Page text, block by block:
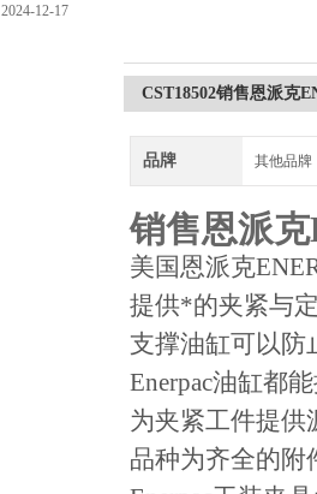
2024-12-17
CST18502销售恩派克
品牌 其他品牌
销售恩派
美国恩派克
提供*的夹紧与
支撑油缸可以防
Enerpac油缸都
为夹紧工件提供
品种为齐全的附